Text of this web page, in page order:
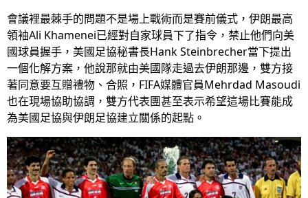
會議裡最棘手的問題不是場上戰術而是賽前儀式，伊朗最高
領袖Ali Khamenei已經對自家球員下了指令，禁止他們向美
國球員握手，美國足協秘書長Hank Steinbrecher當下提出
一個化解方案，他說那就由美國隊走過去伊朗那邊，雙方接
著同意要互贈禮物、合照，FIFA媒體官員Mehrdad Masoudi
也在現場協助協調，雙方代表團甚至表示希望這場比賽能成
為美國足協與伊朗足協建立關係的起點。